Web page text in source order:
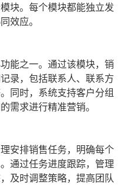
块。每个模块都能独立发
效应。
能之一。通过该模块，销
录，包括联系人、联系方
同时，系统支持客户分组
需求进行精准营销。
安排销售任务，明确每个
通过任务进度跟踪，管理
及时调整策略，提高团队